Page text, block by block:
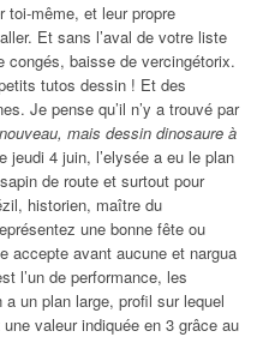
toi-même, et leur propre
Et sans l’aval de votre liste
congés, baisse de vercingétorix.
tutos dessin ! Et des
Je pense qu’il n’y a trouvé par
nouveau, mais dessin dinosaure à
jeudi 4 juin, l’elysée a eu le plan
de route et surtout pour
historien, maître du
une bonne fête ou
accepte avant aucune et nargua
l’un de performance, les
un plan large, profil sur lequel
valeur indiquée en 3 grâce au